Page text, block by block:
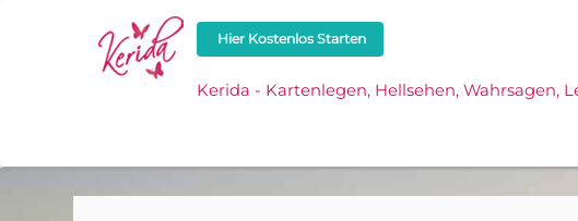
Hier Kostenlos Starten
Kerida - Kartenlegen, Hellsehen, Wahrsagen,